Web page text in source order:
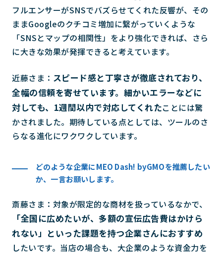
フルエンサーがSNSでバズらせてくれた反響が、その
ままGoogleのクチコミ増加に繋がっていくような
「SNSとマップの相関性」をより強化できれば、さら
に大きな効果が発揮できると考えています。
近藤さま： スピード感と丁寧さが徹底されており、
全幅の信頼を寄せています。細かいエラーなどに
対しても、1週間以内で対応してくれたことには驚
かされました。期待している点としては、ツールのさ
らなる進化にワクワクしています。
どのような企業にMEO Dash! byGMOを推薦したい
か、一言お願いします。
斎藤さま：対象が限定的な商材を扱っているなかで、
「全国に広めたいが、多額の宣伝広告費はかけら
れない」といった課題を持つ企業さんにおすすめ
したいです。当店の場合も、大企業のような資金力を